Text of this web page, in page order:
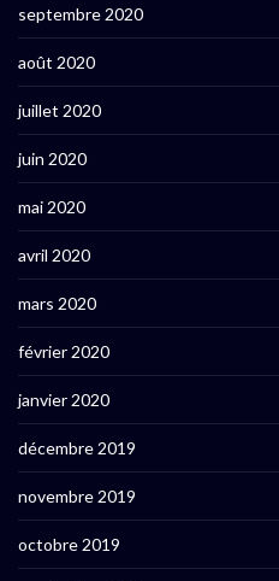
septembre 2020
août 2020
juillet 2020
juin 2020
mai 2020
avril 2020
mars 2020
février 2020
janvier 2020
décembre 2019
novembre 2019
octobre 2019